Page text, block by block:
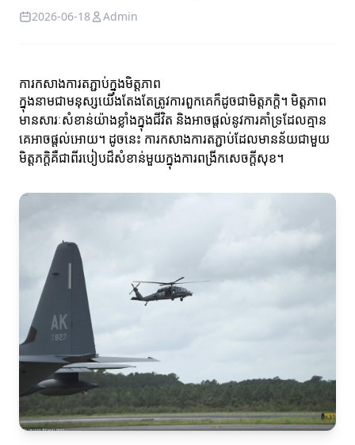
2026-06-18 Admin
ការកសាងការតភ្ជាប់ក្នុងមិត្តភាព
ក្នុងនាមជាមនុស្សយើងតែងតែត្រូវការពួកគេក៏ដូចជាមិត្តភក្តិ។ មិត្តភាព
មានសារៈសំខាន់យ៉ាងខ្លាំងក្នុងជីវិត និងអាចផ្តល់នូវការគាំទ្រដែលគ្មាន
គេអាចផ្តល់អោយ។ ដូចនេះ ការកសាងការតភ្ជាប់ដែលមានន័យជាមួយ
មិត្តភក្តិគឺជាពីរបៀបដ៏សំខាន់មួយក្នុងការពង្រីកសេចក្តីសុខ។